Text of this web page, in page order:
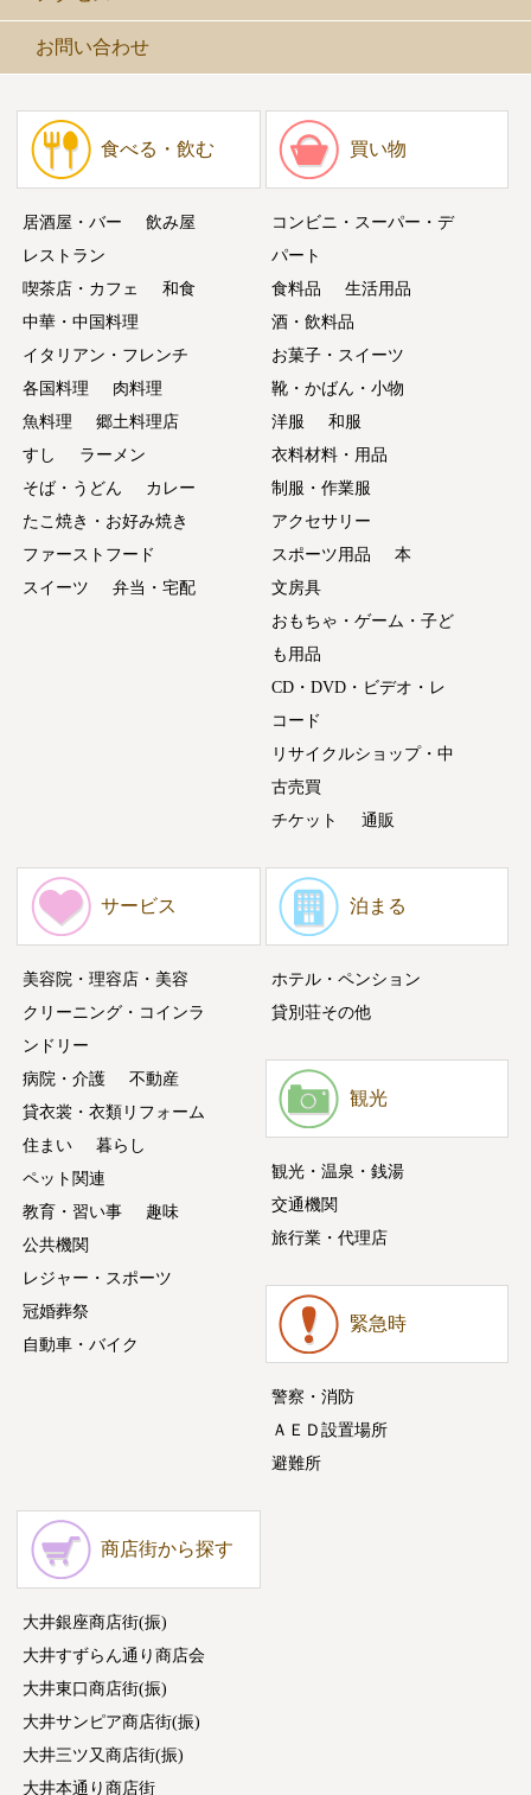
お問い合わせ
食べる・飲む
居酒屋・バー
飲み屋
レストラン
喫茶店・カフェ
和食
中華・中国料理
イタリアン・フレンチ
各国料理
肉料理
魚料理
郷土料理店
すし
ラーメン
そば・うどん
カレー
たこ焼き・お好み焼き
ファーストフード
スイーツ
弁当・宅配
買い物
コンビニ・スーパー・デ
パート
食料品
生活用品
酒・飲料品
お菓子・スイーツ
靴・かばん・小物
洋服
和服
衣料材料・用品
制服・作業服
アクセサリー
スポーツ用品
本
文房具
おもちゃ・ゲーム・子ど
も用品
CD・DVD・ビデオ・レ
コード
リサイクルショップ・中
古売買
チケット
通販
サービス
美容院・理容店・美容
クリーニング・コインラ
ンドリー
病院・介護
不動産
貸衣裳・衣類リフォーム
住まい
暮らし
ペット関連
教育・習い事
趣味
公共機関
レジャー・スポーツ
冠婚葬祭
自動車・バイク
泊まる
ホテル・ペンション
貸別荘その他
観光
観光・温泉・銭湯
交通機関
旅行業・代理店
緊急時
警察・消防
ＡＥＤ設置場所
避難所
商店街から探す
大井銀座商店街(振)
大井すずらん通り商店会
大井東口商店街(振)
大井サンピア商店街(振)
大井三ツ又商店街(振)
大井本通り商店街